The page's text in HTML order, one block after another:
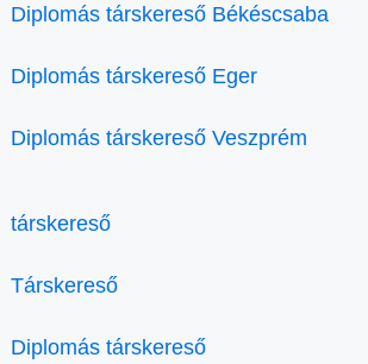
Diplomás társkereső Békéscsaba
Diplomás társkereső Eger
Diplomás társkereső Veszprém
társkereső
Társkereső
Diplomás társkereső